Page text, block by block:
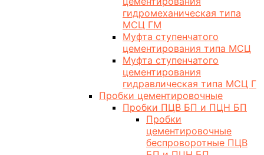
гидромеханическая типа
МСЦ ГМ
Муфта ступенчатого
цементирования типа МСЦ
Муфта ступенчатого
цементирования
гидравлическая типа МСЦ Г
Пробки цементировочные
Пробки ПЦВ БП и ПЦН БП
Пробки
цементировочные
беспроворотные ПЦВ